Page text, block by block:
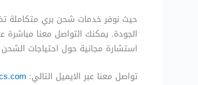
حيث نوفر خدمات شحن بري متكاملة
استشارة مجانية حول احتياجات
تواصل معنا عبر الايميل التالي: